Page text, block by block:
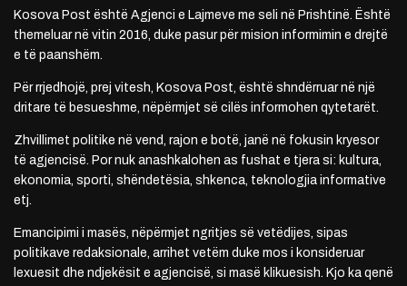
Kosova Post është Agjenci e Lajmeve me seli në Prishtinë. Është
themeluar në vitin 2016, duke pasur për mision informimin e drejtë
e të paanshëm.
Për rrjedhojë, prej vitesh, Kosova Post, është shndërruar në një
dritare të besueshme, nëpërmjet së cilës informohen qytetarët.
Zhvillimet politike në vend, rajon e botë, janë në fokusin kryesor
të agjencisë. Por nuk anashkalohen as fushat e tjera si: kultura,
ekonomia, sporti, shëndetësia, shkenca, teknologjia informative
etj.
Emancipimi i masës, nëpërmjet ngritjes së vetëdijes, sipas
politikave redaksionale, arrihet vetëm duke mos i konsideruar
lexuesit dhe ndjekësit e agjencisë, si masë klikuesish. Kjo ka qenë